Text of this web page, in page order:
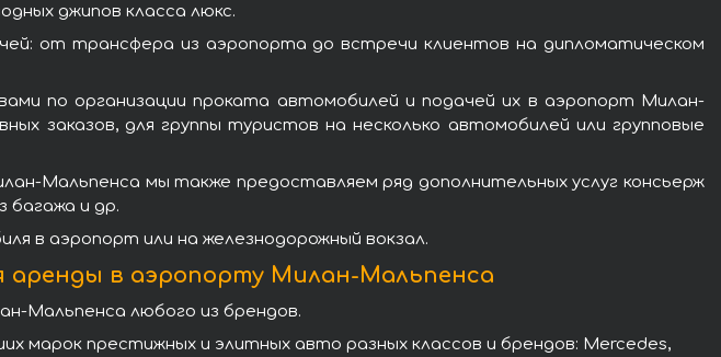
джипов класса люкс.
от трансфера из аэропорта до встречи клиентов на дипломатическом
по организации проката автомобилей и подачей их в аэропорт Милан-
заказов, для группы туристов на несколько автомобилей или групповые
Мальпенса мы также предоставляем ряд дополнительных услуг консьерж
багажа и др.
в аэропорт или на железнодорожный вокзал.
в аэропорту Милан-Мальпенса
Мальпенса любого из брендов.
престижных и элитных авто разных классов и брендов: Mercedes,